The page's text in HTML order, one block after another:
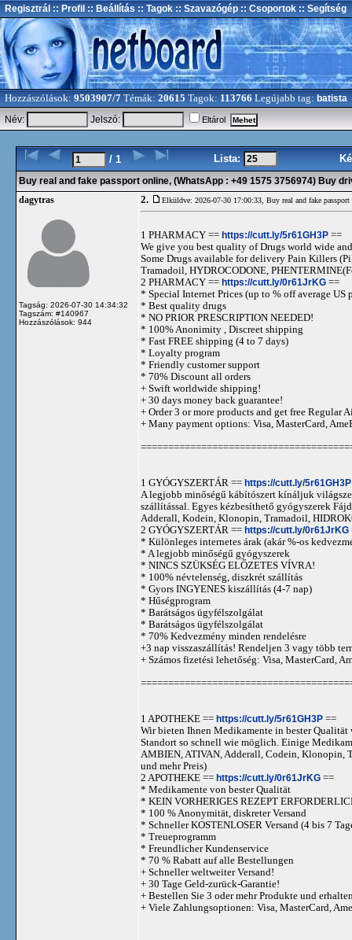
Regisztrál :: Profil :: Beállítás :: Tagok :: Szavazógép :: Csoportok :: Segítség
Hozzászólások: 9503907/7 Témák: 20615 Tagok: 113766 Legújabb tag: batista
Név:
Jelszó: Eltárol
/ 1 Lista:
Buy real and fake passport online, (WhatsApp : +49 1575 3756974) Buy
dagytras
Tagság: 2026-07-30 14:34:32
Tagszám: #140967
Hozzászólások: 944
2. Elküldve: 2026-07-30 17:00:33, Buy real and fake
1 PHARMACY == https://cutt.ly/5r61GH3P ==
We give you best quality of Drugs world wide
Some Drugs available for delivery Pain Killers
Tramadoil, HYDROCODONE,
2 PHARMACY == https://cutt.ly/0r61JrKG ==
* Special Internet Prices (up to % off average US
* Best quality drugs
* NO PRIOR PRESCRIPTION NEEDED!
* 100% Anonimity , Discreet shipping
* Fast FREE shipping (4 to 7 days)
* Loyalty program
* Friendly customer support
* 70% Discount all orders
+ Swift worldwide shipping!
+ 30 days money back guarantee!
+ Order 3 or more products and get free Regular
+ Many payment options: Visa, MasterCard,
1 GYÓGYSZERTÁR == https://cutt.ly/5r61GH3P
A legjobb minőségű kábítószert kínáljuk
szállítással. Egyes kézbesíthető gyógyszerek
Adderall, Kodein, Klonopin, Tramadoil,
2 GYÓGYSZERTÁR == https://cutt.ly/0r61JrKG
* Különleges internetes árak (akár %-os
* A legjobb minőségű gyógyszerek
* NINCS SZÜKSÉG ELŐZETES VÍVRA!
* 100% névtelenség, diszkrét szállítás
* Gyors INGYENES kiszállítás (4-7 nap)
* Hűségprogram
* Barátságos ügyfélszolgálat
* Barátságos ügyfélszolgálat
* 70% Kedvezmény minden rendelésre
+3 nap visszaszállítás! Rendeljen 3 vagy több
+ Számos fizetési lehetőség: Visa, MasterCard,
1 APOTHEKE == https://cutt.ly/5r61GH3P ==
Wir bieten Ihnen Medikamente in bester
Standort so schnell wie möglich. Einige
AMBIEN, ATIVAN, Adderall, Codein, Klonopin,
und mehr Preis)
2 APOTHEKE == https://cutt.ly/0r61JrKG ==
* Medikamente von bester Qualität
* KEIN VORHERIGES REZEPT
* 100 % Anonymität, diskreter Versand
* Schneller KOSTENLOSER Versand (4 bis 7
* Treueprogramm
* Freundlicher Kundenservice
* 70 % Rabatt auf alle Bestellungen
+ Schneller weltweiter Versand!
+ 30 Tage Geld-zurück-Garantie!
+ Bestellen Sie 3 oder mehr Produkte und
+ Viele Zahlungsoptionen: Visa, MasterCard,